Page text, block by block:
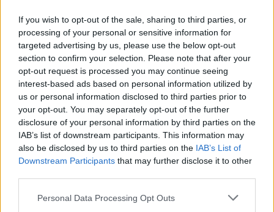
If you wish to opt-out of the sale, sharing to third parties, or
processing of your personal or sensitive information for
targeted advertising by us, please use the below opt-out
section to confirm your selection. Please note that after your
opt-out request is processed you may continue seeing
interest-based ads based on personal information utilized by
us or personal information disclosed to third parties prior to
your opt-out. You may separately opt-out of the further
disclosure of your personal information by third parties on the
IAB’s list of downstream participants. This information may
also be disclosed by us to third parties on the IAB’s List of
Downstream Participants that may further disclose it to other
Personal Data Processing Opt Outs
ΤΟΥΡΙΣΜΟΣ
Περισσότερες προσβάσιμες
παραλίες αποκτά ο Δήμος
Μυτιλήνης
Νέες υποδομές σε Χαραμίδα,
Τάρτι, Ευρειακή και Σκάλα
Μυστεγνών, ενώ συστήματα
αυτόνομης πρόσβασης λειτουργούν
ήδη σε Κανόνι, Άγιο Ισίδωρο, 2η
Καντίνα Αεροδρομίου και
Τσαμάκια
ΧΩΡΙΑ
Η «Στύψη» συνεχίζει να
καταγράφει την ιστορία του
Το νέο φύλλο της τοπικής